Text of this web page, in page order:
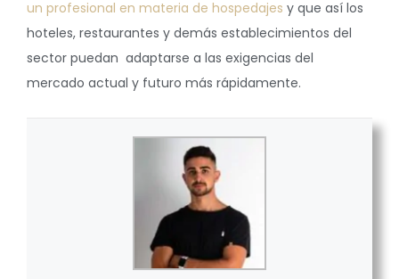
un profesional en materia de hospedajes y que así los
hoteles, restaurantes y demás establecimientos del
sector puedan adaptarse a las exigencias del
mercado actual y futuro más rápidamente.